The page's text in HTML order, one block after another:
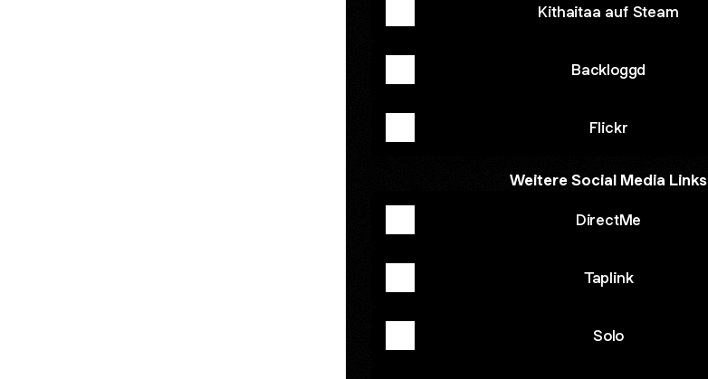
Kithaitaa auf Steam
Backloggd
Flickr
Weitere Social Media Links
DirectMe
Taplink
Solo